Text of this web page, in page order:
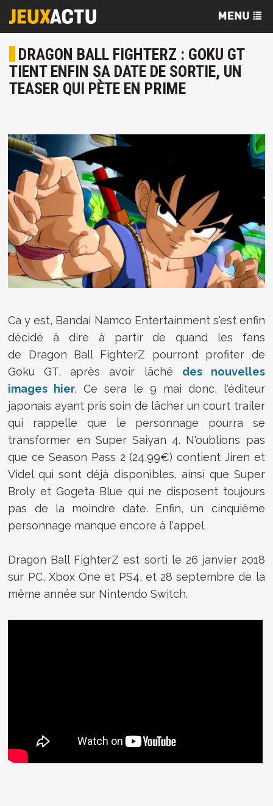
DRAGON BALL FIGHTERZ : GOKU GT
TIENT ENFIN SA DATE DE SORTIE, UN
TEASER QUI PÈTE EN PRIME
Ca y est, Bandai Namco Entertainment s'est enfin
décidé à dire à partir de quand les fans
de Dragon Ball FighterZ pourront profiter de
Goku GT, après avoir lâché des nouvelles
images hier. Ce sera le 9 mai donc, l'éditeur
japonais ayant pris soin de lâcher un court trailer
qui rappelle que le personnage pourra se
transformer en Super Saiyan 4. N'oublions pas
que ce Season Pass 2 (24,99€) contient Jiren et
Videl qui sont déjà disponibles, ainsi que Super
Broly et Gogeta Blue qui ne disposent toujours
pas de la moindre date. Enfin, un cinquième
personnage manque encore à l'appel.
Dragon Ball FighterZ est sorti le 26 janvier 2018
sur PC, Xbox One et PS4, et 28 septembre de la
même année sur Nintendo Switch.